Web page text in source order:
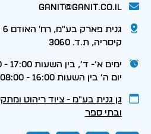
ganit@ganit.co.il
קיסריה, ת.ד. 3060
ימים א׳- ד׳, בין השעות 17:00 - 08:00
יום ה׳ בין השעות 16:00 - 08:00
גן גנית בע״מ - ציוד ריהוט
ובתי ספר